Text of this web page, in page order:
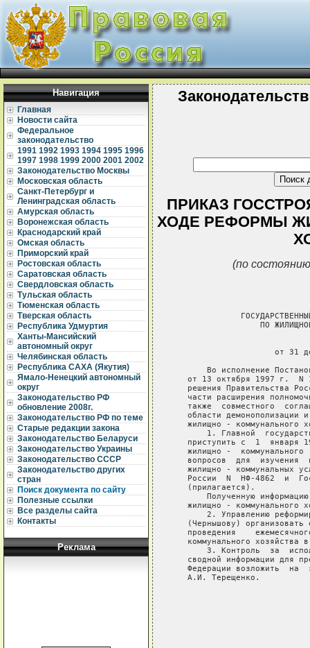
Навигация
Главная
Новости сайта
Федеральное
законодательство
1991 1992 1993 1994 1995 1996
1997 1998 1999 2000 2001 2002
Законодательство Москвы
Московская область
Санкт-Петербург и
Ленинградская область
Амурская область
Воронежская область
Краснодарский край
Омская область
Приморский край
Ростовская область
Саратовская область
Свердловская область
Тульская область
Тюменская область
Тверская область
Республика Удмуртия
Ханты-Мансийский
автономный округ
Челябинская область
Республика САХА (Якутия)
Ямало-Ненецкий автономный
округ
Законодательство РФ
обновление 2008г.
Законодательство РФ по теме
Старые редакции закона
Законодательство Беларуси
Законодательство Украины
Законодательство СССР
Законодательство других
стран
Поиск документа по сайту
Полезные ссылки
Все разделы сайта
Контакты
Реклама
ПРИКАЗ
ХОДЕ РЕФОРМЫ
(по